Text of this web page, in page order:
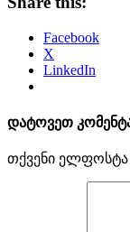
Facebook
X
LinkedIn
დატოვეთ
თქვენი ელფოსტა